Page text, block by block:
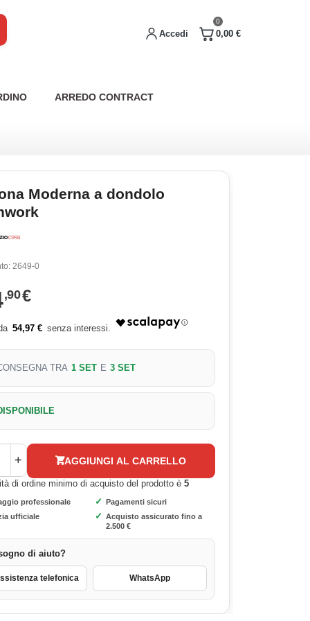
0
0,00 €
Accedi
ARREDO CONTRACT
Moderna a dondolo
2649-0
,90€
54,97 €
TRA 1 SET E 3 SET
+ AGGIUNGI AL CARRELLO
di ordine minimo di acquisto del prodotto è 5
professionale ✓ Pagamenti sicuri
ufficiale ✓ Acquisto assicurato fino a
2.500 €
di aiuto?
telefonica WhatsApp